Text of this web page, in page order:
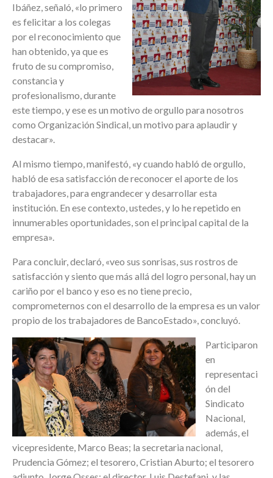
Ibáñez, señaló, «lo primero
es felicitar a los colegas
por el reconocimiento que
han obtenido, ya que es
fruto de su compromiso,
constancia y
profesionalismo, durante
este tiempo, y ese es un motivo de orgullo para nosotros
como Organización Sindical, un motivo para aplaudir y
destacar».
Al mismo tiempo, manifestó, «y cuando habló de orgullo,
habló de esa satisfacción de reconocer el aporte de los
trabajadores, para engrandecer y desarrollar esta
institución. En ese contexto, ustedes, y lo he repetido en
innumerables oportunidades, son el principal capital de la
empresa».
Para concluir, declaró, «veo sus sonrisas, sus rostros de
satisfacción y siento que más allá del logro personal, hay un
cariño por el banco y eso es no tiene precio,
comprometernos con el desarrollo de la empresa es un valor
propio de los trabajadores de BancoEstado», concluyó.
Participaron
en
representaci
ón del
Sindicato
Nacional,
además, el
vicepresidente, Marco Beas; la secretaria nacional,
Prudencia Gómez; el tesorero, Cristian Aburto; el tesorero